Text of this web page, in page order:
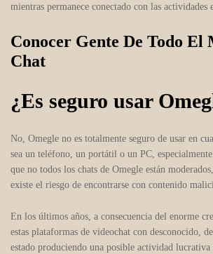
mientras permanece conectado con las actividades
Conocer Gente De Todo El
Chat
¿Es seguro usar
No, Omegle no es totalmente seguro de usar en
sea un teléfono, un portátil o un PC,
que no todos los chats de Omegle están
existe el riesgo de encontrarse con contenido
En los últimos años, a consecuencia del enorme
estas plataformas de videochat con desconocido,
estado produciendo una posible actividad